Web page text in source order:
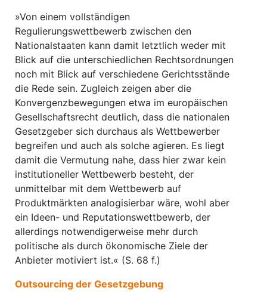
»Von einem vollständigen
Regulierungswettbewerb zwischen den
Nationalstaaten kann damit letztlich weder mit
Blick auf die unterschiedlichen Rechtsordnungen
noch mit Blick auf verschiedene Gerichtsstände
die Rede sein. Zugleich zeigen aber die
Konvergenzbewegungen etwa im europäischen
Gesellschaftsrecht deutlich, dass die nationalen
Gesetzgeber sich durchaus als Wettbewerber
begreifen und auch als solche agieren. Es liegt
damit die Vermutung nahe, dass hier zwar kein
institutioneller Wettbewerb besteht, der
unmittelbar mit dem Wettbewerb auf
Produktmärkten analogisierbar wäre, wohl aber
ein Ideen- und Reputationswettbewerb, der
allerdings notwendigerweise mehr durch
politische als durch ökonomische Ziele der
Anbieter motiviert ist.« (S. 68 f.)
Outsourcing der Gesetzgebung